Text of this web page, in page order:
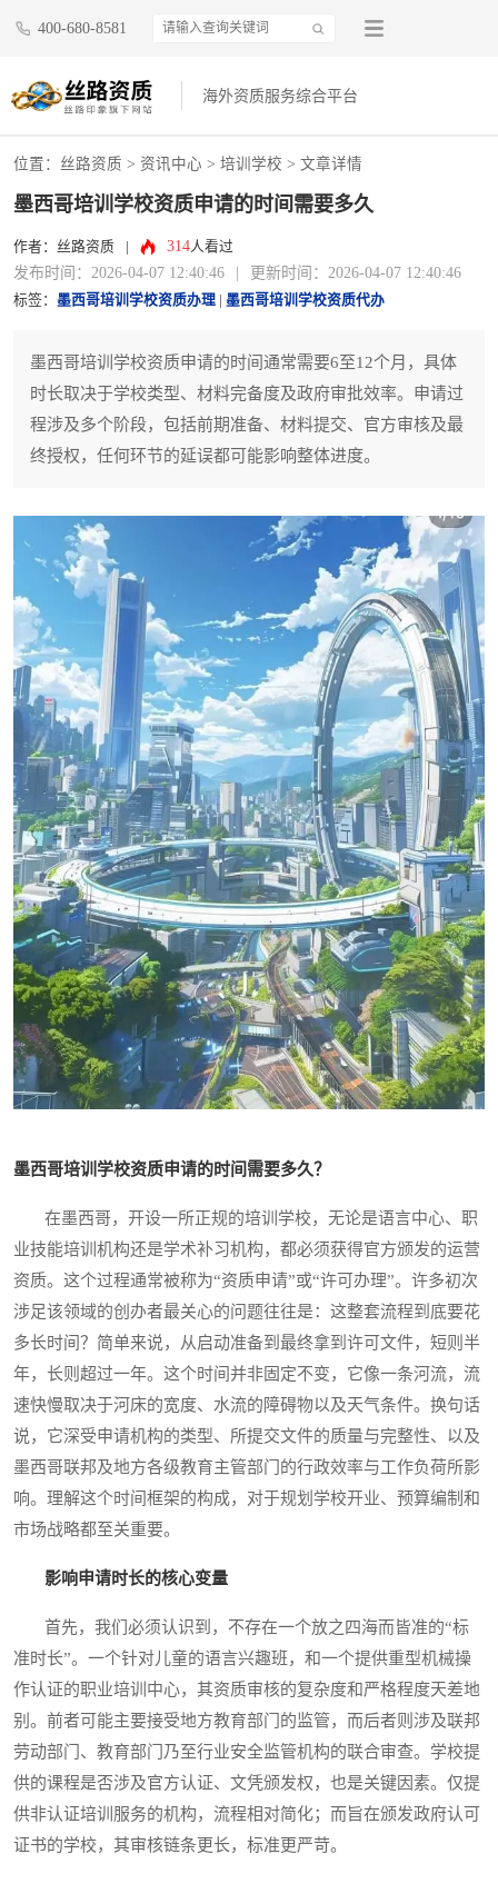
400-680-8581
海外资质服务综合平台
位置： 丝路资质 > 资讯中心 > 培训学校 > 文章详情
墨西哥培训学校资质申请的时间需要多久
作者：丝路资质 314人看过
发布时间：2026-04-07 12:40:46 更新时间：2026-04-07 12:40:46
标签： 墨西哥培训学校资质办理 墨西哥培训学校资质代办
墨西哥培训学校资质申请的时间通常需要6至12个月，具体
时长取决于学校类型、材料完备度及政府审批效率。申请过
程涉及多个阶段，包括前期准备、材料提交、官方审核及最
终授权，任何环节的延误都可能影响整体进度。
墨西哥培训学校资质申请的时间需要多久？
在墨西哥，开设一所正规的培训学校，无论是语言中心、职
业技能培训机构还是学术补习机构，都必须获得官方颁发的运营
资质。这个过程通常被称为“资质申请”或“许可办理”。许多初次
涉足该领域的创办者最关心的问题往往是：这整套流程到底要花
多长时间？简单来说，从启动准备到最终拿到许可文件，短则半
年，长则超过一年。这个时间并非固定不变，它像一条河流，流
速快慢取决于河床的宽度、水流的障碍物以及天气条件。换句话
说，它深受申请机构的类型、所提交文件的质量与完整性、以及
墨西哥联邦及地方各级教育主管部门的行政效率与工作负荷所影
响。理解这个时间框架的构成，对于规划学校开业、预算编制和
市场战略都至关重要。
影响申请时长的核心变量
首先，我们必须认识到，不存在一个放之四海而皆准的“标
准时长”。一个针对儿童的语言兴趣班，和一个提供重型机械操
作认证的职业培训中心，其资质审核的复杂度和严格程度天差地
别。前者可能主要接受地方教育部门的监管，而后者则涉及联邦
劳动部门、教育部门乃至行业安全监管机构的联合审查。学校提
供的课程是否涉及官方认证、文凭颁发权，也是关键因素。仅提
供非认证培训服务的机构，流程相对简化；而旨在颁发政府认可
证书的学校，其审核链条更长，标准更严苛。